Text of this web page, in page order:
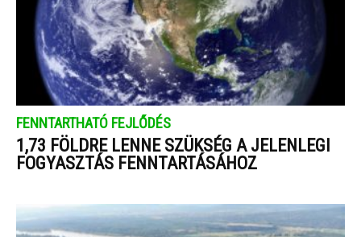
FENNTARTHATÓ FEJLŐDÉS
1,73 FÖLDRE LENNE SZÜKSÉG A JELENLEGI
FOGYASZTÁS FENNTARTÁSÁHOZ